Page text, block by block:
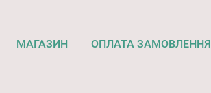
МАГАЗИН ОПЛАТА ЗАМОВЛЕННЯ